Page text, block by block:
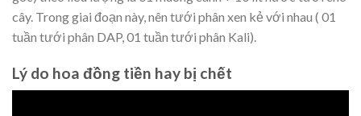
cây. Trong giai đoạn này, nên tưới phân xen kẻ với nhau ( 01
tuần tưới phân DAP, 01 tuần tưới phân Kali).
Lý do hoa đồng tiền hay bị chết